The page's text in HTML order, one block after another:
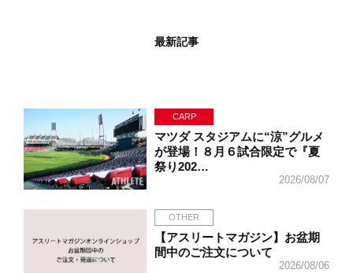
最新記事
CARP
マツダ スタジアムに“涼”グルメ
が登場！８月６試合限定で『夏
祭り202…
2026/08/07
OTHER
【アスリートマガジン】お盆期
間中のご注文について
2026/08/06